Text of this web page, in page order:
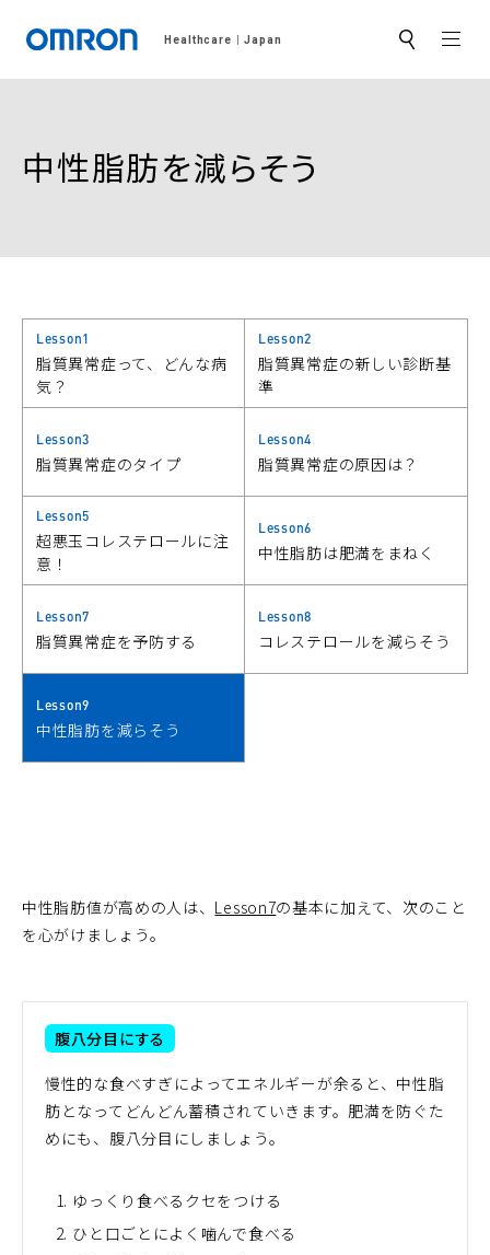
Healthcare Japan サ
ト
中性脂肪を減らそう
Lesson1
脂質異常症って、どんな病
気？
Lesson2
脂質異常症の新しい診断基
準
Lesson3
脂質異常症のタイプ
Lesson4
脂質異常症の原因は？
Lesson5
超悪玉コレステロールに注
意！
Lesson6
中性脂肪は肥満をまねく
Lesson7
脂質異常症を予防する
Lesson8
コレステロールを減らそう
Lesson9
中性脂肪を減らそう
中性脂肪値が高めの人は、 Lesson7の基本に加えて、次のこと
を心がけましょう。
腹八分目にする
慢性的な食べすぎによってエネルギーが余ると、中性脂
肪となってどんどん蓄積されていきます。肥満を防ぐた
めにも、腹八分目にしましょう。
ゆっくり食べるクセをつける
ひと口ごとによく噛んで食べる